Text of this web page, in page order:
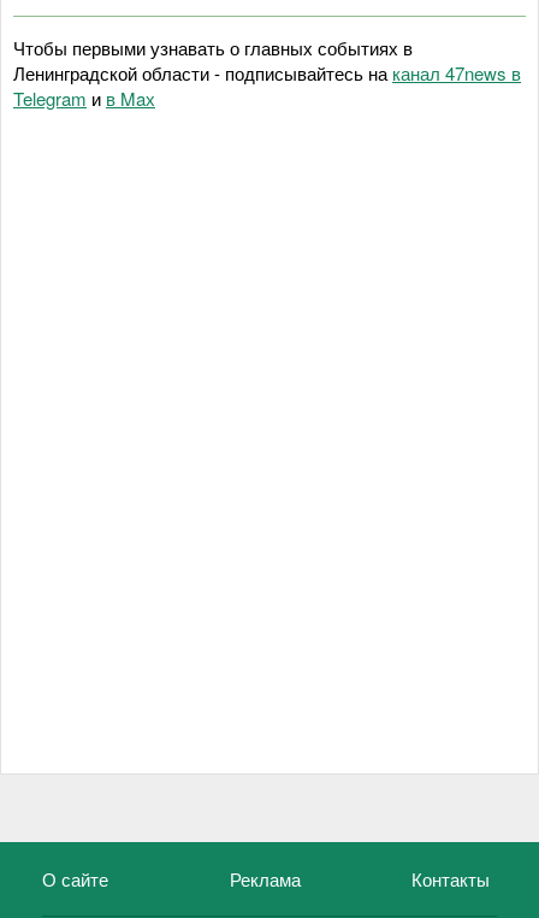
Чтобы первыми узнавать о главных событиях в
Ленинградской области - подписывайтесь на канал 47news в
Telegram и в Maх
О сайте Реклама Контакты